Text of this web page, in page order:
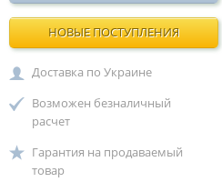
НОВЫЕ ПОСТУПЛЕНИЯ
Доставка по Украине
Возможен безналичный
расчет
Гарантия на продаваемый
товар